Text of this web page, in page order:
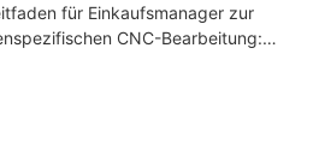
für Einkaufsmanager zur
CNC-Bearbeitung: